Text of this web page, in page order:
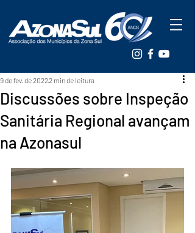
Discussões sobre Inspeção
Sanitária Regional avançam
na Azonasul
9 de fev. de 20222 min de leitura